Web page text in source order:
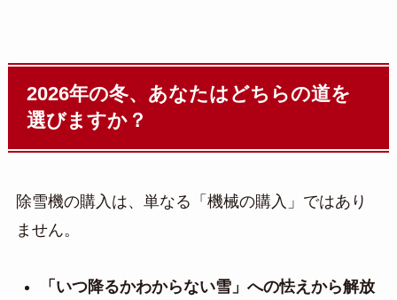
2026年の冬、あなたはどちらの道を
選びますか？
除雪機の購入は、単なる「機械の購入」ではあり
ません。
「いつ降るかわからない雪」への怯えから解放